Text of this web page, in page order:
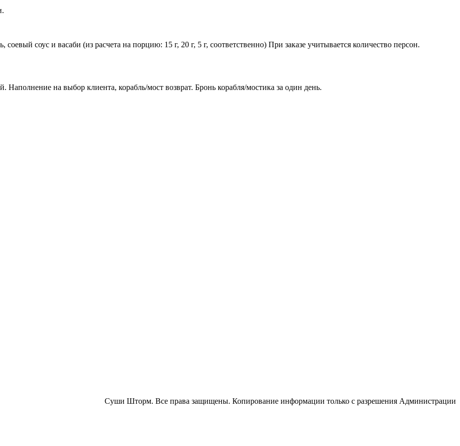
соус и васаби (из расчета на порцию: 15 г, 20 г, 5 г, соответственно) При заказе учитывается количество персон.
Наполнение на выбор клиента, корабль/мост возврат. Бронь корабля/мостика за один день.
Суши Шторм. Все права защищены. Копирование информации только с разрешения Администрации